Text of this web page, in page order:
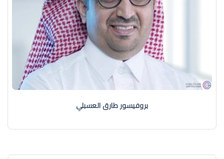
بروفيسور طارق العسبلي